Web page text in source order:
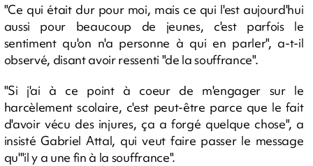
"Ce qui était dur pour moi, mais ce qui l'est aujourd'hui
aussi pour beaucoup de jeunes, c'est parfois le
sentiment qu'on n'a personne à qui en parler", a-t-il
observé, disant avoir ressenti "de la souffrance".
"Si j'ai à ce point à coeur de m'engager sur le
harcèlement scolaire, c'est peut-être parce que le fait
d'avoir vécu des injures, ça a forgé quelque chose", a
insisté Gabriel Attal, qui veut faire passer le message
qu'"il y a une fin à la souffrance".